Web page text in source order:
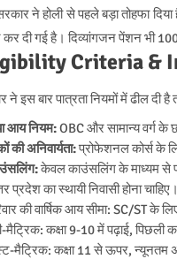
ने होली से पहले बड़ा तोहफा
कर दी गई है। दिव्यांगजन पेंशन भी
Criteria &
ने इस बार पात्रता नियमों में ढील दी
आय नियम:OBC और सामान्य वर्ग के
की अनिवार्यता:प्रोफेशनल कोर्स के
केवल काउंसलिंग के माध्यम से
प्रदेश का स्थायी निवासी होना चाहिए।
की वार्षिक आय सीमा: SC/ST के
मैट्रिक: कक्षा 9-10 में पढ़ाई, पिछली
मैट्रिक: कक्षा 11 से ऊपर,